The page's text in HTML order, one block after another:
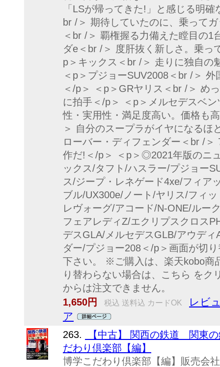
「LSが帰ってきた!」と感じる明
br /＞ 期待していたのに、乗って
＜br /＞ 覇権握る力備えた瞠目の1
ダe＜br /＞ 度肝抜く新しさ。乗っ
p＞キックス＜br /＞ 走りに独自の
＜p＞プジョーSUV2008＜br /＞
＜/p＞ ＜p＞GRヤリス＜br /＞ め
に拍手＜/p＞ ＜p＞メルセデスベ
性・実用性・満足度高い。価格も
＞ 自分のスープラがイヤになる
ローバー・ディフェンダー＜br /
作だ!＜/p＞ ＜p＞◎2021年版のニ
ックス/タフト/ハスラー/プジョー
ス/ジープ・レネゲード4xe/フィア
ブル/UX300e/ノート/ヤリス/フィ
レヴォーグ/アコード/N-ONE/ルー
フェアレディZ/エクリプスクロス
デスGLA/メルセデスGLB/アウデ
ダー/プジョー208＜/p＞画面が切
下さい。 ※ご購入は、楽天kobo商
り替わらない場合は、こちら を
からは注文できません。
1,650円
税込 送料込 カードOK
レビ
ア
263.
【中古】 関西の鉄道 関東
だわり倶楽部【編】
博学こだわり倶楽部【編】販売会